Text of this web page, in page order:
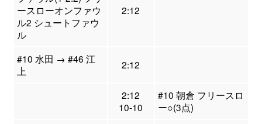
ースローオンファウ
ル2 シュートファウ
ル
2:12
#10 水田 → #46 江
上
2:12
2:12
10-10
#10 朝倉 フリースロ
ー○(3点)